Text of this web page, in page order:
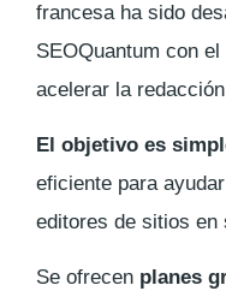
francesa ha sido
SEOQuantum con
acelerar la
El objetivo es
eficiente para
editores de sitios en
Se ofrecen planes